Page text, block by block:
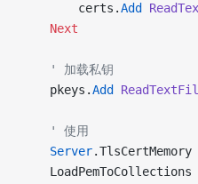
        certs.
Add
    Next
    ' 加载私钥
    pkeys.
Add
    ' 使用
    Server
    LoadPemToCollections